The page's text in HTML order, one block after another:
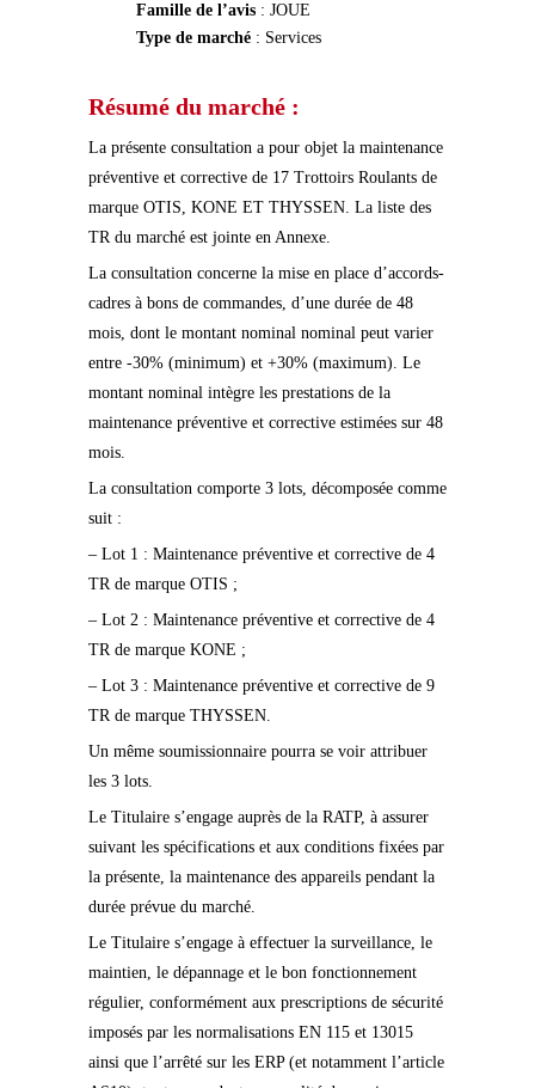
Famille de l’avis : JOUE
Type de marché : Services
Résumé du marché :
La présente consultation a pour objet la maintenance
préventive et corrective de 17 Trottoirs Roulants de
marque OTIS, KONE ET THYSSEN. La liste des
TR du marché est jointe en Annexe.
La consultation concerne la mise en place d’accords-
cadres à bons de commandes, d’une durée de 48
mois, dont le montant nominal nominal peut varier
entre -30% (minimum) et +30% (maximum). Le
montant nominal intègre les prestations de la
maintenance préventive et corrective estimées sur 48
mois.
La consultation comporte 3 lots, décomposée comme
suit :
– Lot 1 : Maintenance préventive et corrective de 4
TR de marque OTIS ;
– Lot 2 : Maintenance préventive et corrective de 4
TR de marque KONE ;
– Lot 3 : Maintenance préventive et corrective de 9
TR de marque THYSSEN.
Un même soumissionnaire pourra se voir attribuer
les 3 lots.
Le Titulaire s’engage auprès de la RATP, à assurer
suivant les spécifications et aux conditions fixées par
la présente, la maintenance des appareils pendant la
durée prévue du marché.
Le Titulaire s’engage à effectuer la surveillance, le
maintien, le dépannage et le bon fonctionnement
régulier, conformément aux prescriptions de sécurité
imposés par les normalisations EN 115 et 13015
ainsi que l’arrêté sur les ERP (et notamment l’article